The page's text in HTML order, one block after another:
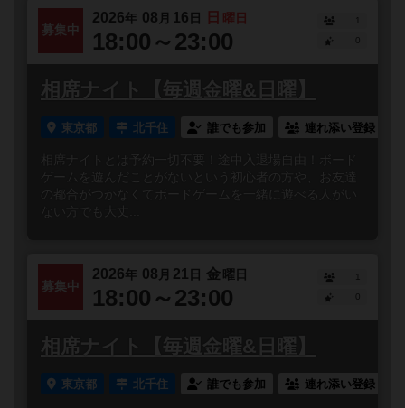
募集中
2026年 08 月 16 日 日 曜日
18:00～23:00
1
相席ナイト【毎週金曜&日曜】
東京都 北千住 誰でも参加 連れ添い登録
相席ナイトとは予約一切不要！途中入退場自由！ボード
ゲームを遊んだことがないという初心者の方や、お友達
の都合がつかなくてボードゲームを一緒に遊べる人がい
ない方でも大丈...
募集中
2026年 08 月 21 日 金曜日
18:00～23:00
1
相席ナイト【毎週金曜&日曜】
東京都 北千住 誰でも参加 連れ添い登録